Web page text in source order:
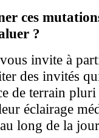
ces
?
invite à
des invités
de terrain
éclairage
long de la